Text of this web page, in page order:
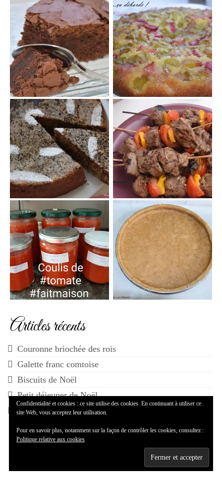
Articles récents
Couronne briochée des rois
Galette franc comtoise
Biscuits de Noël
Petit déjeuner de Noël
Accompagnements de vos plats de Noël
Confidentialité et cookies : ce site utilise des cookies. En continuant à utiliser ce
site Web, vous acceptez leur utilisation.
Pour en savoir plus, notamment sur la façon de contrôler les cookies, consultez :
Politique relative aux cookies